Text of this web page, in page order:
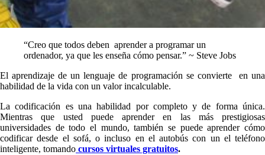
“Creo que todos deben aprender a programar un
ordenador, ya que les enseña cómo pensar.” ~ Steve Jobs
El aprendizaje de un lenguaje de programación se convierte en una
habilidad de la vida con un valor incalculable.
La codificación es una habilidad por completo y de forma única.
Mientras que usted puede aprender en las más prestigiosas
universidades de todo el mundo, también se puede aprender cómo
codificar desde el sofá, o incluso en el autobús con un el teléfono
inteligente, tomando cursos virtuales gratuitos.